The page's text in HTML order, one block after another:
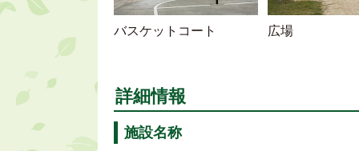
バスケットコート 広場
詳細情報
施設名称